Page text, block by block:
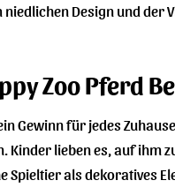
Design und
Zoo Pferd
Gewinn für jedes
Kinder lieben es, auf
als dekoratives